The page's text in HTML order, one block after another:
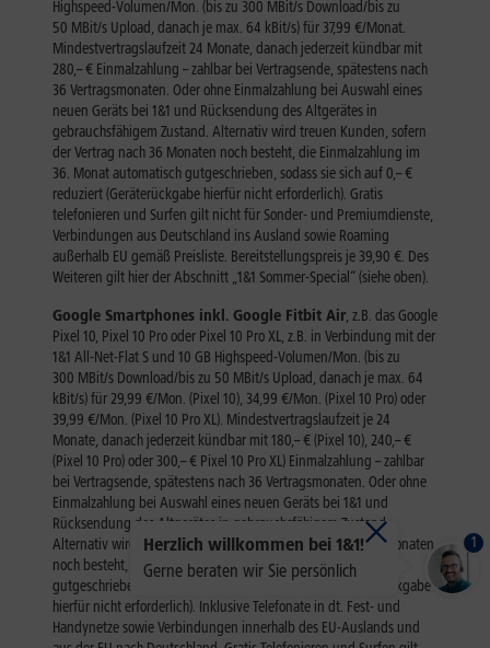
1
Herzlich willkommen bei 1&1!
Gerne beraten wir Sie persönlich